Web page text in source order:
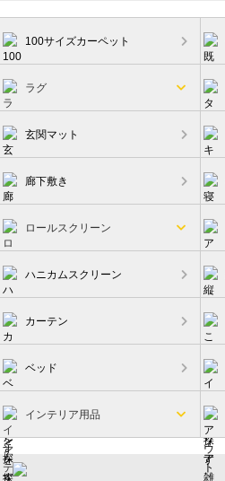
の
ペ
ー
ジ
送
り
100サイズカーペット
ラグ
玄関マット
廊下敷き
ロールスクリーン
ハニカムスクリーン
カーテン
ベッド
インテリア用品